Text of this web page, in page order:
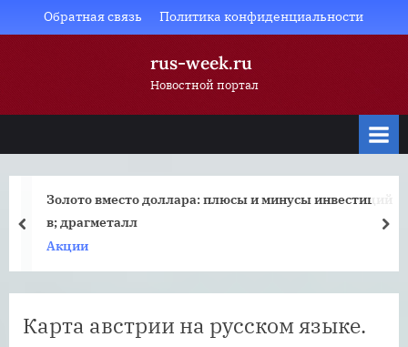
to
Обратная связь Политика конфиденциальности
rus-week.ru
Новостной портал
Золото вместо доллара: плюсы и минусы инвестиций
в; драгметалл
Акции
prev
Карта австрии на русском языке.